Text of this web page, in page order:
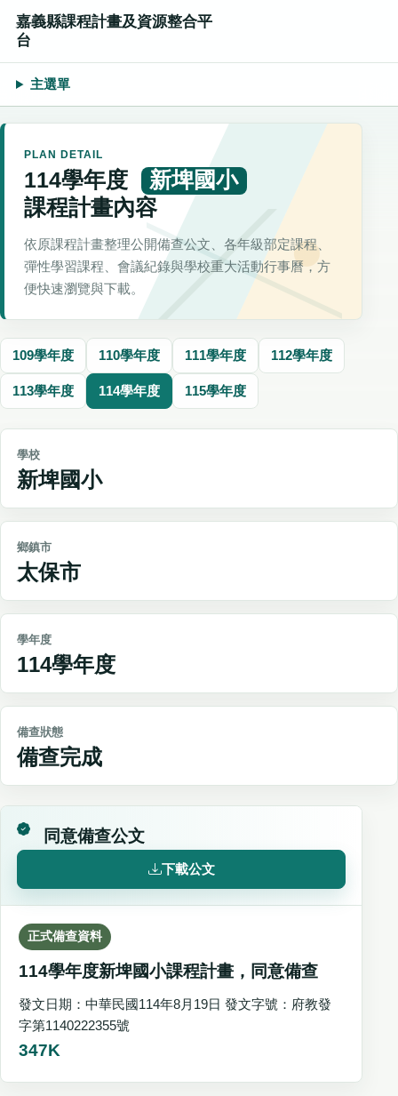
嘉義縣課程計畫及資源整合平
台
主選單
PLAN DETAIL
114學年度
新埤國小
課程計畫內容
依原課程計畫整理公開備查公文、各年級部定課程、
彈性學習課程、會議紀錄與學校重大活動行事曆，方
便快速瀏覽與下載。
109學年度 110學年度 111學年度 112學年度
113學年度 114學年度 115學年度
學校
新埤國小
鄉鎮市
太保市
學年度
114學年度
備查狀態
備查完成
同意備查公文
下載公文
正式備查資料
114學年度新埤國小課程計畫，同意備查
發文日期：中華民國114年8月19日 發文字號：府教發
字第1140222355號
347K